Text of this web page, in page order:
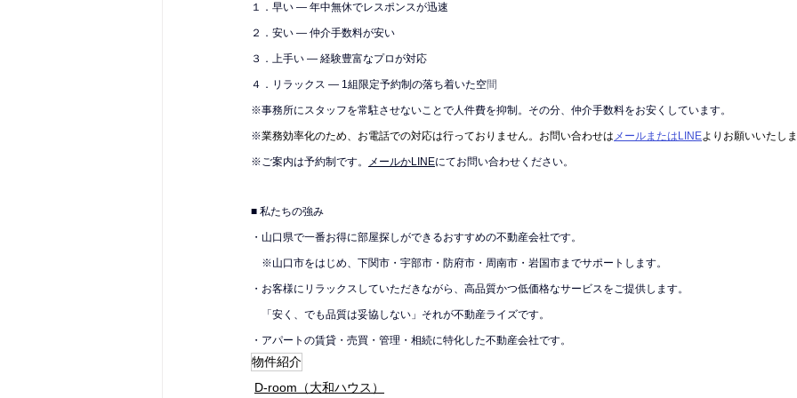
１．早い — 年中無休でレスポンスが迅速
２．安い — 仲介手数料が安い
３．上手い — 経験豊富なプロが対応
４．リラックス — 1組限定予約制の落ち着いた空間
※事務所にスタッフを常駐させないことで人件費を抑制。その分、仲介手数料をお安くしています。
※業務効率化のため、お電話での対応は行っておりません。お問い合わせは メールまたはLINEよりお願いいたし
※ご案内は予約制です。 メールかLINEにてお問い合わせください。
■ 私たちの強み
・山口県で一番お得に部屋探しができるおすすめの不動産会社です。
※山口市をはじめ、下関市・宇部市・防府市・周南市・岩国市までサポートします。
・お客様にリラックスしていただきながら、高品質かつ低価格なサービスをご提供します。
「安く、でも品質は妥協しない」それが不動産ライズです。
・アパートの賃貸・売買・管理・相続に特化した不動産会社です。
物件紹介
D-room（大和ハウス）